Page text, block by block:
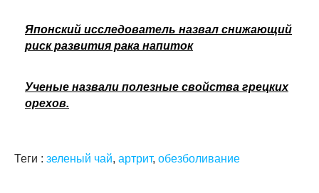
Японский исследователь назвал снижающий
риск развития рака напиток
Ученые назвали полезные свойства грецких
орехов.
Теги : зеленый чай, артрит, обезболивание